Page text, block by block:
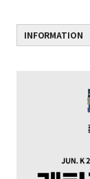
INFORMATION